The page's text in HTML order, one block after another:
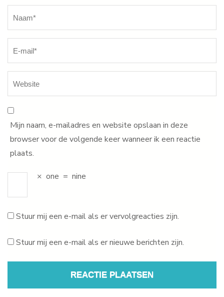
Mijn naam, e-mailadres en website opslaan in deze
browser voor de volgende keer wanneer ik een reactie
plaats.
× one = nine
Stuur mij een e-mail als er vervolgreacties zijn.
Stuur mij een e-mail als er nieuwe berichten zijn.